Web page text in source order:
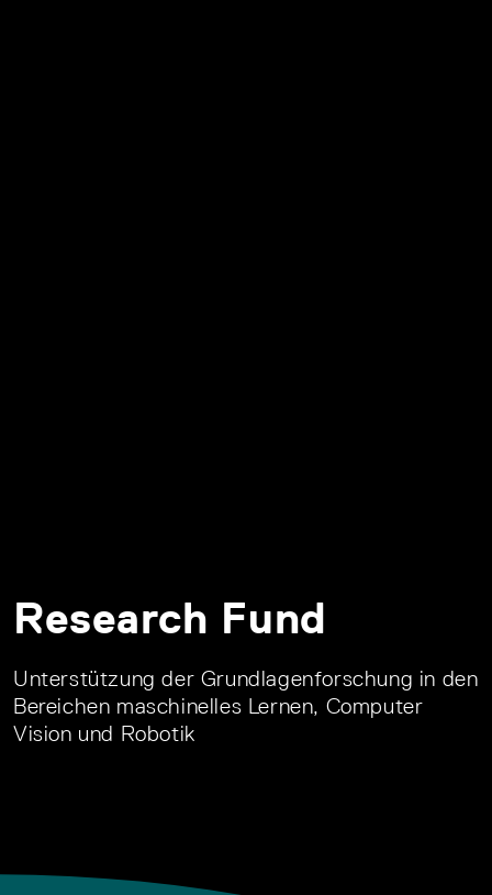
Research Fund
Unterstützung der Grundlagenforschung in den
Bereichen maschinelles Lernen, Computer
Vision und Robotik